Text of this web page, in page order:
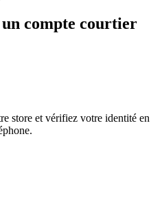
compte courtier
store et vérifiez votre identité en